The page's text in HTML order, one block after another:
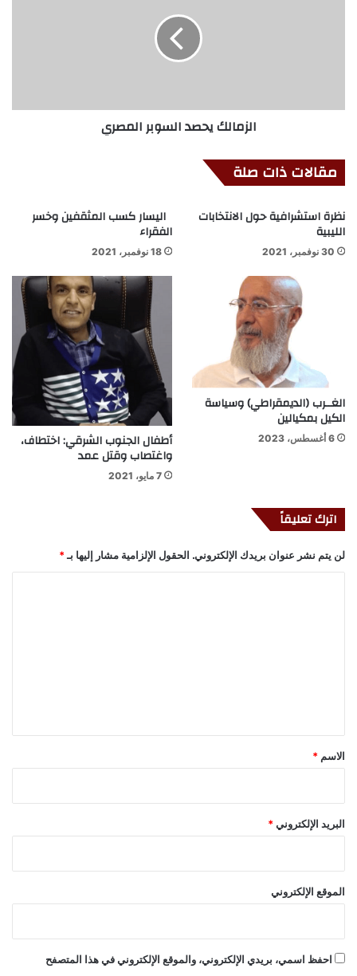
الزمالك يحصد السوبر المصري
مقالات ذات صلة
نظرة استشرافية حول الانتخابات
الليبية
30 نوفمبر، 2021
اليسار كسب المثقفين وخسر
الفقراء
18 نوفمبر، 2021
الغــرب (الديمقراطي) وسياسة
الكيل بمكيالين
6 أغسطس، 2023 أطفال الجنوب الشرقي: اختطاف،
واغتصاب وقتل عمد
7 مايو، 2021
اترك تعليقاً
لن يتم نشر عنوان بريدك الإلكتروني. الحقول الإلزامية مشار إليها بـ *
*
الاسم *
البريد الإلكتروني *
الموقع الإلكتروني
احفظ اسمي، بريدي الإلكتروني، والموقع الإلكتروني في هذا المتصفح